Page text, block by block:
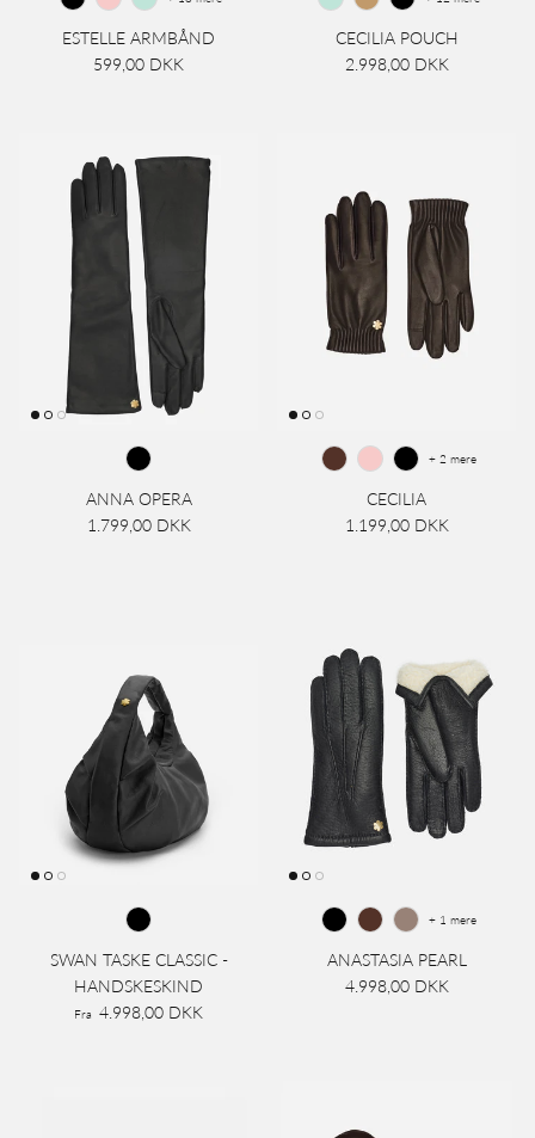
ESTELLE ARMBÅND
599,00 DKK
CECILIA POUCH
2.998,00 DKK
ANNA OPERA
1.799,00 DKK
CECILIA
1.199,00 DKK
+ 2 mere
SWAN TASKE CLASSIC -
HANDSKESKIND
Fra 4.998,00 DKK
ANASTASIA PEARL
4.998,00 DKK
+ 1 mere